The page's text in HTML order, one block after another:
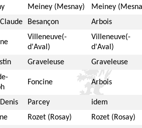
Meiney (Mesnay)
Meiney
Besançon Arbois
Villeneuve(-
d'Aval)
Villeneuve(-
d'Aval)
Graveleuse Graveleuse
Foncine Arbois
Parcey
idem
Rozet (Rosay) Rozet (Rosay)